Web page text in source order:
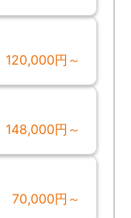
120,000円～
148,000円～
70,000円～